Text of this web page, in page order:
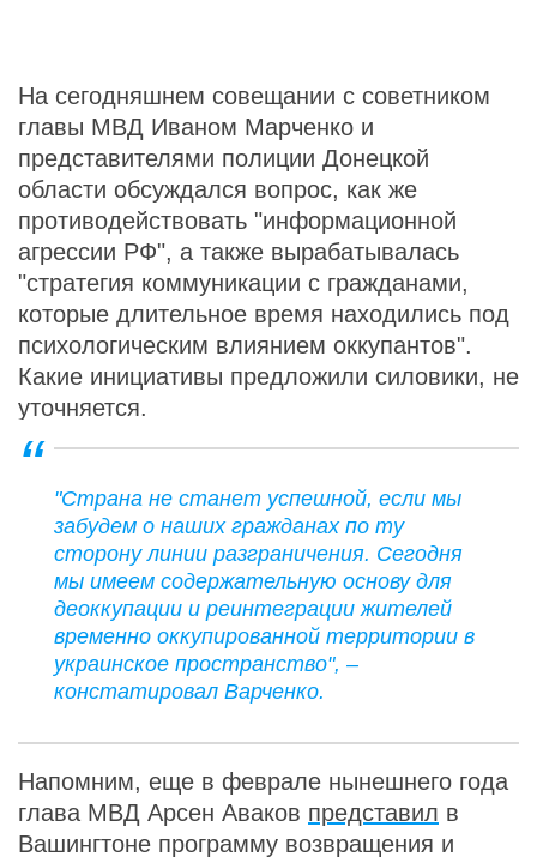
На сегодняшнем совещании с советником
главы МВД Иваном Марченко и
представителями полиции Донецкой
области обсуждался вопрос, как же
противодействовать "информационной
агрессии РФ", а также вырабатывалась
"стратегия коммуникации с гражданами,
которые длительное время находились под
психологическим влиянием оккупантов".
Какие инициативы предложили силовики, не
уточняется.
"Страна не станет успешной, если мы
забудем о наших гражданах по ту
сторону линии разграничения. Сегодня
мы имеем содержательную основу для
деоккупации и реинтеграции жителей
временно оккупированной территории в
украинское пространство", –
констатировал Варченко.
Напомним, еще в феврале нынешнего года
глава МВД Арсен Аваков представил в
Вашингтоне программу возвращения и